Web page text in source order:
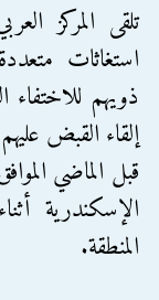
تلقى المركز
استغاثات
ذويهم
إلقاء القبض
الإسكندرية
المنطقة.